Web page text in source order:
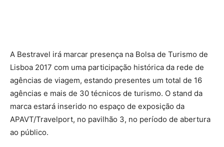
A Bestravel irá marcar presença na Bolsa de Turismo de
Lisboa 2017 com uma participação histórica da rede de
agências de viagem, estando presentes um total de 16
agências e mais de 30 técnicos de turismo. O stand da
marca estará inserido no espaço de exposição da
APAVT/Travelport, no pavilhão 3, no período de abertura
ao público.